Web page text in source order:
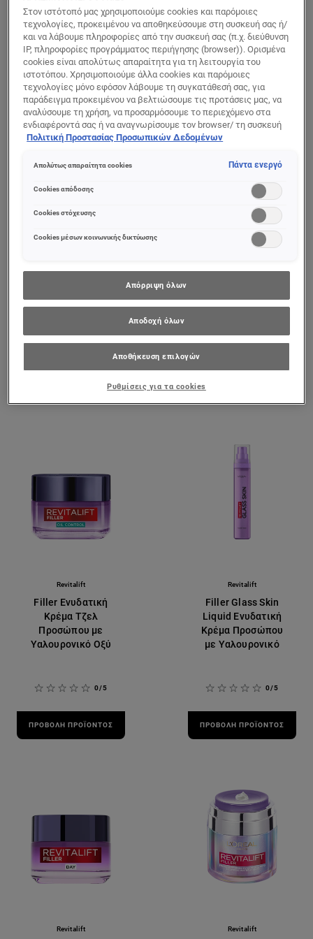
ΠΡΟΒΟΛΉ ΠΡΟΪΌΝΤΟΣ ΠΡΟΒΟΛΉ ΠΡΟΪΌΝΤΟΣ
Revitalift
Αντιρυτιδικός
με Υαλουρονικό
0/5
Revitalift
Ματιών με
0/5
Revitalift
Filler Ενυδατική
Κρέμα Τζελ
Προσώπου με
Υαλουρονικό Οξύ
0/5
ΠΡΟΒΟΛΉ ΠΡΟΪΌΝΤΟΣ
Revitalift
Filler Glass Skin
Liquid Ενυδατική
Κρέμα Προσώπου
με Υαλουρονικό
0/5
ΠΡΟΒΟΛΉ ΠΡΟΪΌΝΤΟΣ
Revitalift Revitalift
Στον ιστότοπό μας χρησιμοποιούμε cookies και παρόμοιες
τεχνολογίες, προκειμένου να αποθηκεύσουμε στη συσκευή σας ή/
και να λάβουμε πληροφορίες από την συσκευή σας (π.χ. διεύθυνση
IP, πληροφορίες προγράμματος περιήγησης (browser)). Ορισμένα
cookies είναι απολύτως απαραίτητα για τη λειτουργία του
ιστοτόπου. Χρησιμοποιούμε άλλα cookies και παρόμοιες
τεχνολογίες μόνο εφόσον λάβουμε τη συγκατάθεσή σας, για
παράδειγμα προκειμένου να βελτιώσουμε τις προτάσεις μας, να
αναλύσουμε τη χρήση, να προσαρμόσουμε το περιεχόμενο στα
ενδιαφέροντά σας ή να αναγνωρίσουμε τον browser/ τη συσκευή
σας για τη δημιουργία προφίλ με τα ενδιαφέροντά σας και να σας
διαδικτυακές προτάσεις. Μπορείτε να αποδεχθείτε cookies τα
(«Απόρριψη όλων») ή να ρυθμίσετε και να αποθηκεύσετε τις
επιλογές σας («Αποθήκευση επιλογών»). Μπορείτε επίσης, ανά
πάσα στιγμή, να ελέγξετε και να ρυθμίσετε εκ νέου τις επιλογές
Περισσότερες πληροφορίες μπορείτε να βρείτε στην
Πολιτική Προστασίας Προσωπικών Δεδομένων
Απολύτως απαραίτητα cookies Πάντα ενεργό
Cookies απόδοσης
Cookies στόχευσης
Cookies μέσων κοινωνικής δικτύωσης
Απόρριψη όλων
Αποδοχή όλων
Αποθήκευση επιλογών
Ρυθμίσεις για τα cookies